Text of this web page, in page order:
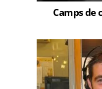
Camps de